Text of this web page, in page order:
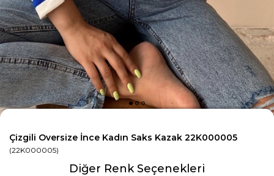
Çizgili Oversize İnce Kadın Saks Kazak 22K000005
(22K000005)
Diğer Renk Seçenekleri